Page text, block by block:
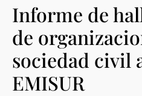
Informe de
de
sociedad civil
EMISUR